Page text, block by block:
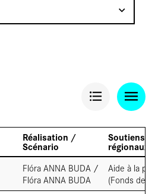
Réalisation /
Scénario
Soutiens
régionaux
Flóra ANNA BUDA /
Flóra ANNA BUDA
Aide à la
(Fonds de